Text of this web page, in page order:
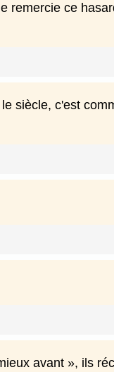
remercie ce
siècle, c'est
avant », ils